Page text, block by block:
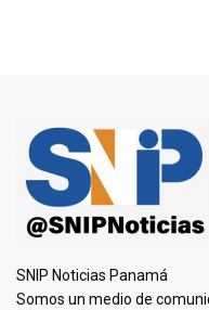
SNIP Noticias Panamá
Somos un medio de